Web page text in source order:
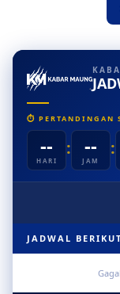
⏱ PERTANDINGAN
--
HARI
: --
JAM
:
JADWAL